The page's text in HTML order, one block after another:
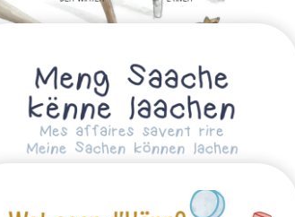
2025
Mamie Marie
2024